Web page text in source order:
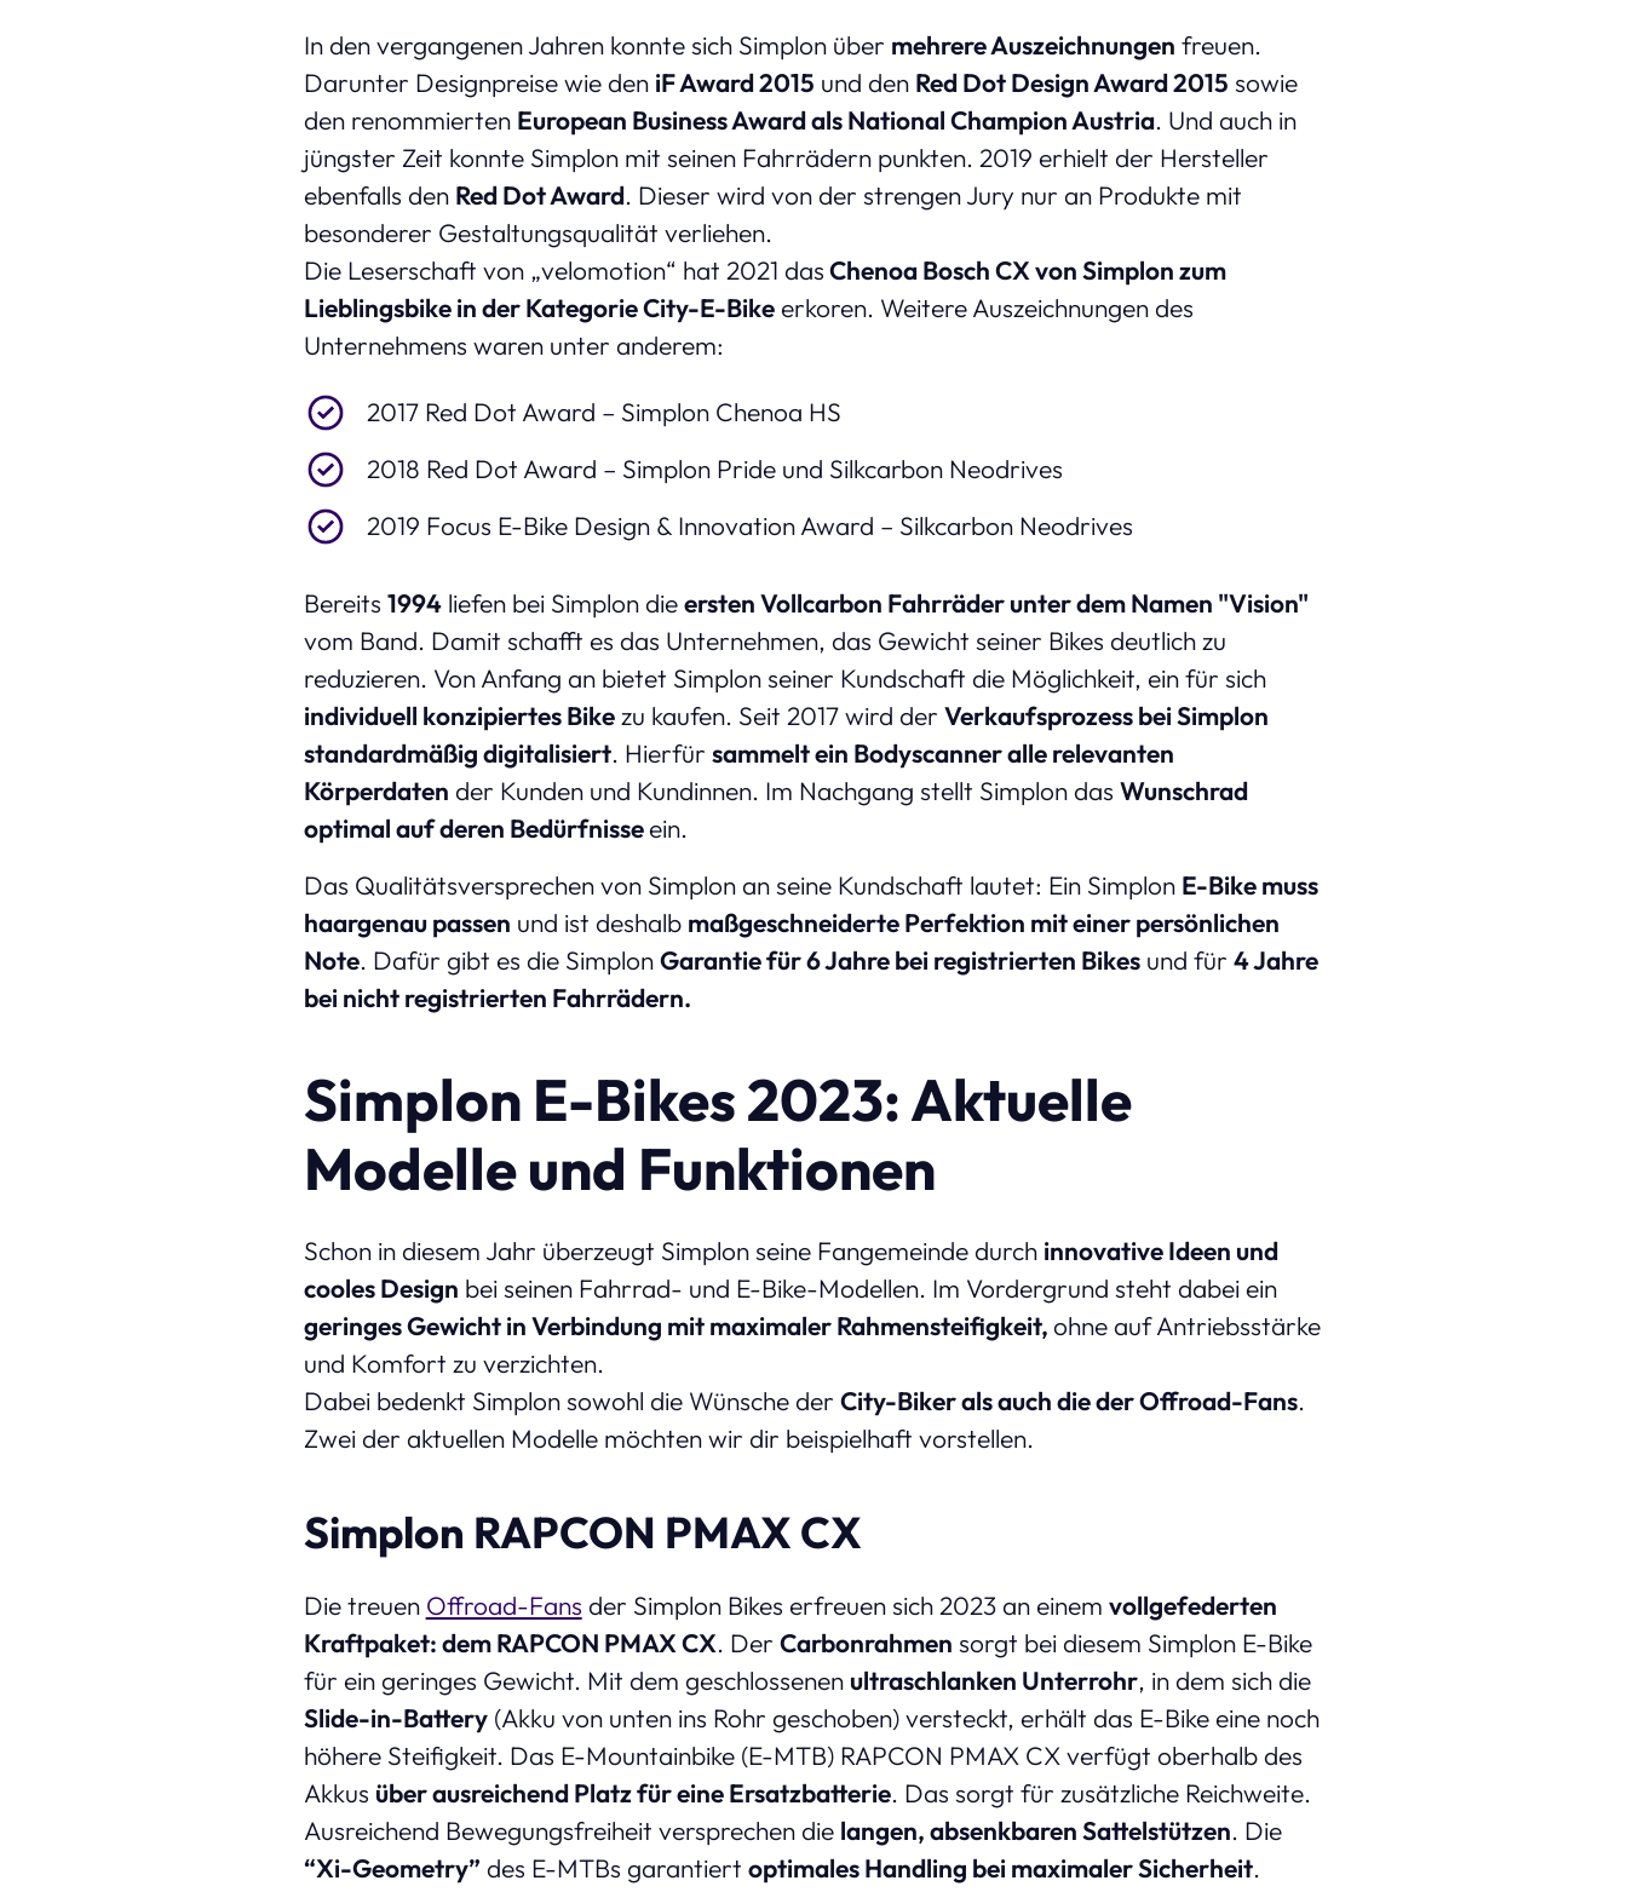
In den vergangenen Jahren konnte sich Simplon über mehrere Auszeichnungen freuen.
Darunter Designpreise wie den iF Award 2015 und den Red Dot Design Award 2015 sowie
den renommierten European Business Award als National Champion Austria. Und auch in
jüngster Zeit konnte Simplon mit seinen Fahrrädern punkten. 2019 erhielt der Hersteller
ebenfalls den Red Dot Award. Dieser wird von der strengen Jury nur an Produkte mit
besonderer Gestaltungsqualität verliehen.
Die Leserschaft von „velomotion“ hat 2021 dasChenoa Bosch CX von Simplon zum
Lieblingsbike in der Kategorie City-E-Bikeerkoren. Weitere Auszeichnungen des
Unternehmens waren unter anderem:
2017 Red Dot Award – Simplon Chenoa HS
2018 Red Dot Award – Simplon Pride und Silkcarbon Neodrives
2019 Focus E-Bike Design & Innovation Award – Silkcarbon Neodrives
Bereits 1994liefen bei Simplon dieersten Vollcarbon Fahrräder unter dem Namen "Vision"
vom Band. Damit schafft es das Unternehmen, das Gewicht seiner Bikes deutlich zu
reduzieren. Von Anfang an bietet Simplon seiner Kundschaft die Möglichkeit, ein für sich
individuell konzipiertes Bikezu kaufen. Seit 2017 wird der Verkaufsprozess bei Simplon
standardmäßig digitalisiert. Hierfür sammelt ein Bodyscanner alle relevanten
Körperdaten der Kunden und Kundinnen. Im Nachgang stellt Simplon das Wunschrad
optimal auf deren Bedürfnisseein.
Das Qualitätsversprechen von Simplon an seine Kundschaft lautet: Ein Simplon E-Bike muss
haargenau passen und ist deshalb maßgeschneiderte Perfektion mit einer persönlichen
Note. Dafür gibt es die SimplonGarantie für 6 Jahre bei registrierten Bikesund für 4 Jahre
bei nicht registrierten Fahrrädern.
Simplon E-Bikes 2023: Aktuelle
Modelle und Funktionen
Schon in diesem Jahr überzeugt Simplon seine Fangemeinde durch innovative Ideen und
cooles Design bei seinen Fahrrad- und E-Bike-Modellen. Im Vordergrund steht dabei ein
geringes Gewicht in Verbindung mit maximaler Rahmensteifigkeit,ohne auf Antriebsstärke
und Komfort zu verzichten.
Dabei bedenkt Simplon sowohl die Wünsche der City-Biker als auch die der Offroad-Fans.
Zwei der aktuellen Modelle möchten wir dir beispielhaft vorstellen.
Simplon RAPCON PMAX CX
Die treuen Offroad-Fans der Simplon Bikes erfreuen sich 2023 an einem vollgefederten
Kraftpaket: dem RAPCON PMAX CX. Der Carbonrahmen sorgt bei diesem Simplon E-Bike
für ein geringes Gewicht. Mit dem geschlossenen ultraschlanken Unterrohr, in dem sich die
Slide-in-Battery(Akku von unten ins Rohr geschoben) versteckt, erhält das E-Bike eine noch
höhere Steifigkeit. Das E-Mountainbike (E-MTB) RAPCON PMAX CX verfügt oberhalb des
Akkus über ausreichend Platz für eine Ersatzbatterie. Das sorgt für zusätzliche Reichweite.
Ausreichend Bewegungsfreiheit versprechen die langen, absenkbaren Sattelstützen. Die
“Xi-Geometry” des E-MTBs garantiert optimales Handling bei maximaler Sicherheit.